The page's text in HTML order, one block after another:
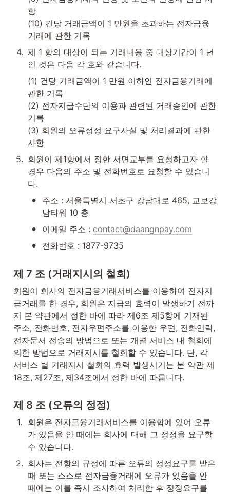
항
(10) 건당 거래금액이 1 만원을 초과하는 전자금융
거래에 관한 기록
4. 제 1 항의 대상이 되는 거래내용 중 대상기간이 1 년
인 것은 다음 각 호와 같습니다.
(1) 건당 거래금액이 1 만원 이하인 전자금융거래에
관한 기록
(2) 전자지급수단의 이용과 관련된 거래승인에 관한
기록
(3) 회원의 오류정정 요구사실 및 처리결과에 관한
사항
5. 회원이 제1항에서 정한 서면교부를 요청하고자 할
경우 다음의 주소 및 전화번호로 요청할 수 있습니
다.
•
주소 : 서울특별시 서초구 강남대로 465, 교보강
남타워 10 층
• 이메일 주소 : contact@daangnpay.com
• 전화번호 : 1877-9735
제 7 조 (거래지시의 철회)
회원이 회사의 전자금융거래서비스를 이용하여 전자지
급거래를 한 경우, 회원은 지급의 효력이 발생하기 전까
지 본 약관에서 정한 바에 따라 제6조 제5항에 기재된
주소, 전화번호, 전자우편주소를 이용한 우편, 전화연락,
전자문서 전송의 방법으로 또는 개별 서비스 내 철회에
의한 방법으로 거래지시를 철회할 수 있습니다. 단, 각
서비스 별 거래지시 철회의 효력 발생시기는 본 약관 제
18조, 제27조, 제34조에서 정한 바에 따릅니다.
제 8 조 (오류의 정정)
1.
회원은 전자금융거래서비스를 이용함에 있어 오류
가 있음을 안 때에는 회사에 대해 그 정정을 요구할
수 있습니다.
2. 회사는 전항의 규정에 따른 오류의 정정요구를 받은
때 또는 스스로 전자금융거래에 오류가 있음을 안
때에는 이를 즉시 조사하여 처리한 후 정정요구를